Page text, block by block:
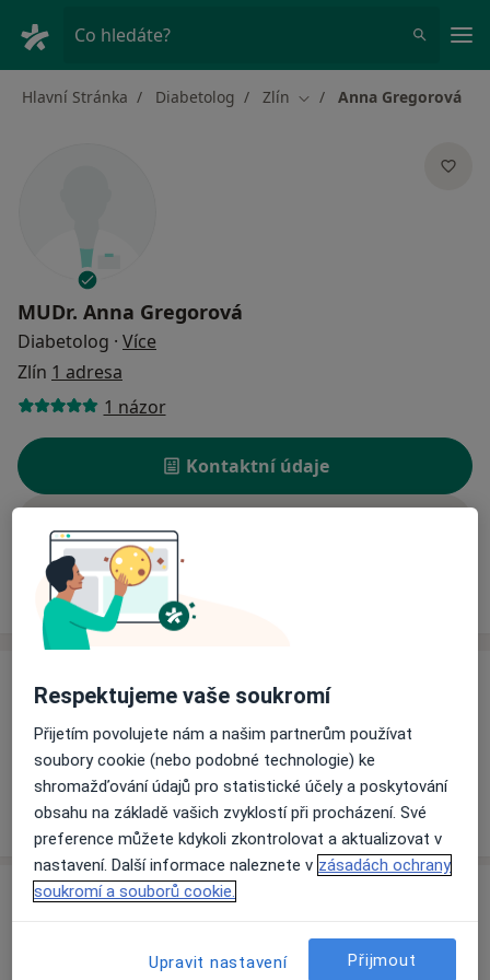
Co hledáte?
Hlavní Stránka Diabetolog Zlín Změna města
Anna Gregorová
MUDr. Anna Gregorová
Diabetolog · Více
Zlín 1 adresa
1 názor
Kontaktní údaje
Ceník Adresy
Ceník
Informace o službách a cenách nejsou k dispozici
Tento specialista ještě nepřidával žádné informace o
svých službách.
Adresa
Ordinace inteního lékařství a diabetologie
třída Tomáše Bati 3705, Zlín
Respektujeme vaše soukromí
Přijetím povolujete nám a našim partnerům používat
soubory cookie (nebo podobné technologie) ke
shromažďování údajů pro statistické účely a poskytování
obsahu na základě vašich zvyklostí při procházení. Své
preference můžete kdykoli zkontrolovat a aktualizovat v
nastavení. Další informace naleznete v zásadách ochrany
soukromí a souborů cookie.
Upravit nastavení Přijmout